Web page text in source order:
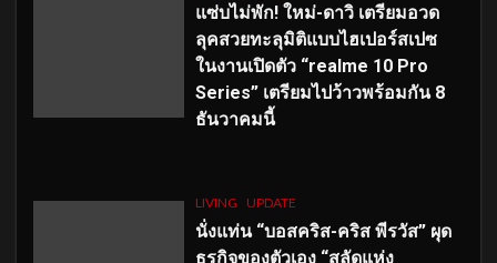
แซ่บไม่พัก! ใหม่-ดาวิ เตรียมอวด
ลุคสวยทะลุมิติแบบไฮเปอร์สเปซ
ในงานเปิดตัว “realme 10 Pro
Series” เตรียมไปว้าวพร้อมกัน 8
ธันวาคมนี้
LIVING UPDATE
นั่งแท่น “บอสคริส-คริส พีรวัส” ผุด
ธุรกิจของตัวเอง “สลัดแห่ง